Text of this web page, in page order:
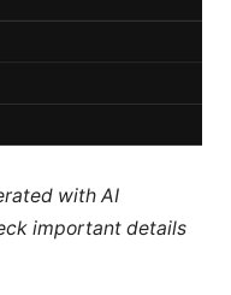
with AI
important details